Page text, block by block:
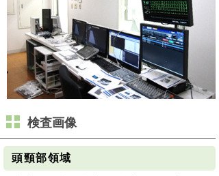
検査画像
頭頸部領域